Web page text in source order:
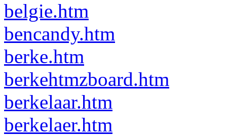
belgie.htm
bencandy.htm
berke.htm
berkehtmzboard.htm
berkelaar.htm
berkelaer.htm